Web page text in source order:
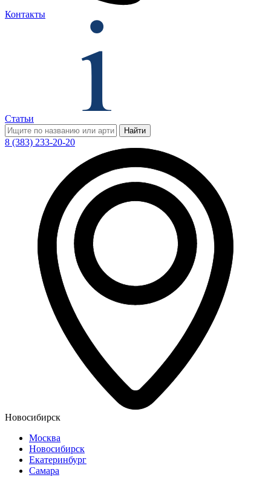
Контакты
Статьи
Найти
8 (383) 233-20-20
Новосибирск
Москва
Новосибирск
Екатеринбург
Самара